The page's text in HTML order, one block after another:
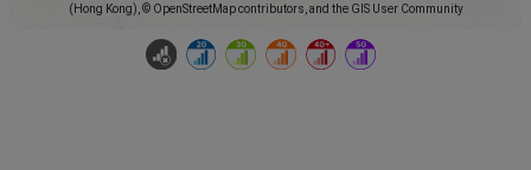
(Hong Kong), © OpenStreetMap contributors, and the GIS User Community